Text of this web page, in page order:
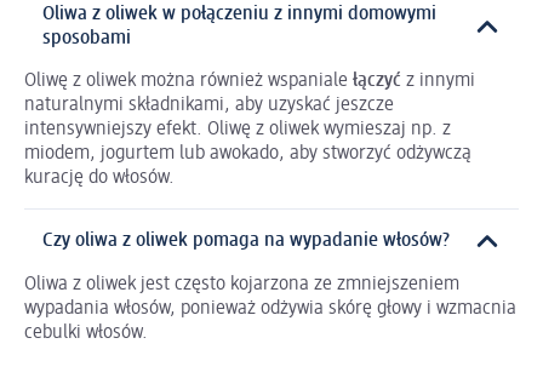
Oliwa z oliwek w połączeniu z innymi domowymi
sposobami
Oliwę z oliwek można również wspaniale łączyć z innymi
naturalnymi składnikami, aby uzyskać jeszcze
intensywniejszy efekt. Oliwę z oliwek wymieszaj np. z
miodem, jogurtem lub awokado, aby stworzyć odżywczą
kurację do włosów.
Czy oliwa z oliwek pomaga na wypadanie włosów?
Oliwa z oliwek jest często kojarzona ze zmniejszeniem
wypadania włosów, ponieważ odżywia skórę głowy i wzmacnia
cebulki włosów.